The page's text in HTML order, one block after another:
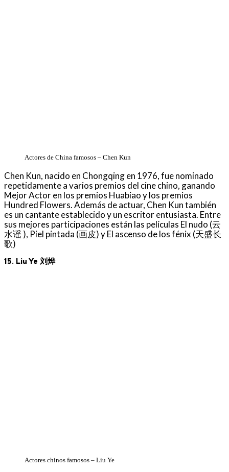
Actores de China famosos – Chen Kun
Chen Kun, nacido en Chongqing en 1976, fue nominado
repetidamente a varios premios del cine chino, ganando
Mejor Actor en los premios Huabiao y los premios
Hundred Flowers. Además de actuar, Chen Kun también
es un cantante establecido y un escritor entusiasta. Entre
sus mejores participaciones están las películas El nudo (云
水谣 ), Piel pintada (画皮) y El ascenso de los fénix (天盛长
歌)
15. Liu Ye 刘烨
Actores chinos famosos – Liu Ye